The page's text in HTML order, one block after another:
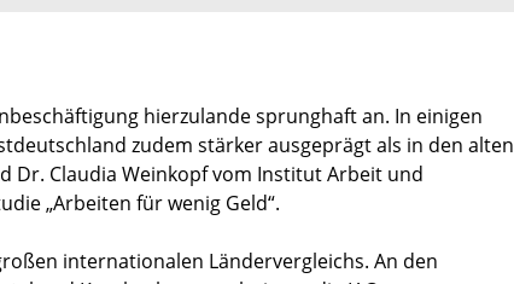
hierzulande sprunghaft an. In einigen
zudem stärker ausgeprägt als in den alten
Dr. Claudia Weinkopf vom Institut Arbeit und
„Arbeiten für wenig Geld“.
internationalen Ländervergleichs. An den